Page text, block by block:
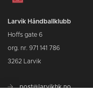
Larvik Håndballklubb
Hoffs gate 6
org. nr. 971 141 786
3262 Larvik
post@larvikhk.no